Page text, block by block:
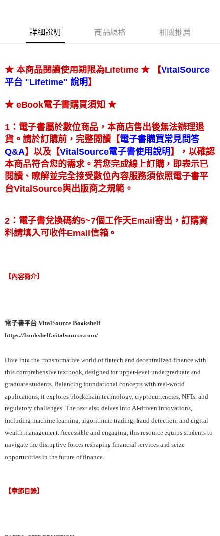
詳細說明 商品規格 相關推薦
★ 本商品閱讀使用期限為Lifetime ★ 【VitalSource
平台 "Lifetime" 說明 】
★ eBook電子書購買須知 ★
1：電子書屬於數位商品，本商店售出後無法辦理退
貨。請於訂購前，完整閱讀 【電子書購買常見問答
Q&A】 以及 【VitalSource電子書使用說明 】
，以確認
本商品符合您的需求。若您完成線上訂購，即表示已
閱讀、瞭解並完全接受數位內容服務須依照電子書平
台VitalSource與出版商之規範。
2：電子書兌換碼約5~7個工作天Email寄出，訂購資
料請填入可收件Email信箱。
【內容簡介】
電子書平台 VitalSource Bookshelf
https://bookshelf.vitalsource.com/
Dive into the transformative world of fintech and decentralized finance with
this comprehensive textbook, designed for upper-level undergraduate and
graduate students. Balancing foundational concepts with real-world
applications, it explores blockchain technology, cryptocurrencies, NFTs, and
regulatory challenges. The text also delves into AI-driven innovations,
including machine learning, algorithmic trading, fraud detection, and digital
wealth management. Accessible and engaging, this resource equips students to
navigate the disruptive forces reshaping financial services and seize
opportunities in the future of finance.
【章節目錄】